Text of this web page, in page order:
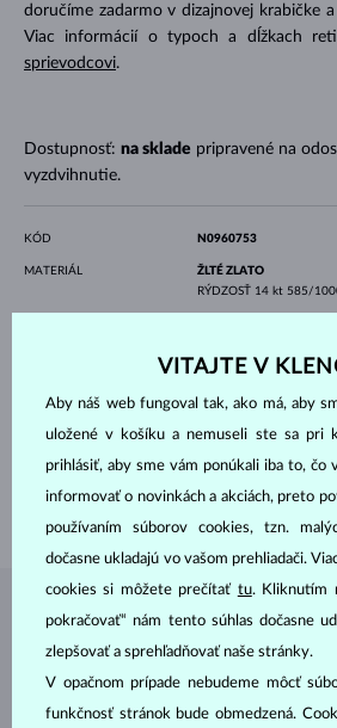
doručíme zadarmo v dizajnovej krabičke
Viac informácií o typoch a dĺžkach
sprievodcovi.
Dostupnosť: na sklade pripravené na
vyzdvihnutie.
KÓD N0960753
MATERIÁL
ŽLTÉ ZLATO
RÝDZOSŤ 14 kt 585/
VÝBRUSguľatý
FARBAF
DĹŽKA 400.00 mm
ŠPERKY Z
VITAJTE V
Aby náš web fungoval tak, ako má, aby
uložené v košíku a nemuseli ste sa pri
prihlásiť, aby sme vám ponúkali iba to, čo
informovať o novinkách a akciách, preto
používaním súborov cookies, tzn.
dočasne ukladajú vo vašom prehliadači.
cookies si môžete prečítať tu. Kliknutím
pokračovať“ nám tento súhlas dočasne
zlepšovať a sprehľadňovať naše stránky.
V opačnom prípade nebudeme môcť
funkčnosť stránok bude obmedzená.